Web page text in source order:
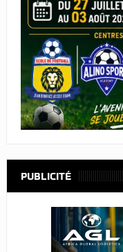
PUBLICITÉ